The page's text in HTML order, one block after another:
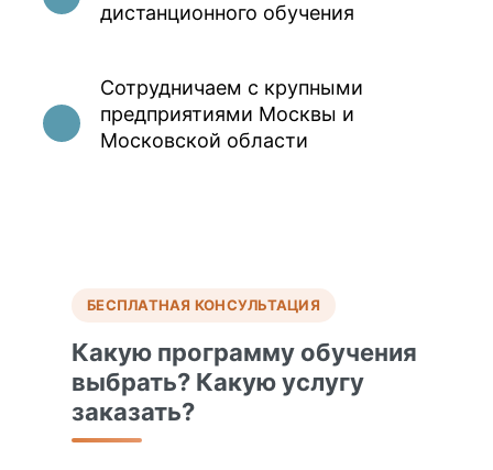
дистанционного обучения
Сотрудничаем с крупными
предприятиями Москвы и
Московской области
БЕСПЛАТНАЯ КОНСУЛЬТАЦИЯ
Какую программу обучения
выбрать? Какую услугу
заказать?